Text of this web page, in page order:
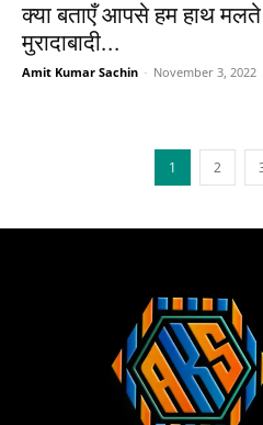
क्या बताएँ आपसे हम हाथ
मुरादाबादी...
Amit Kumar Sachin - November 3, 2022
1 2